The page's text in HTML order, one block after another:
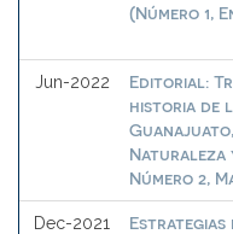
(Número 1,
Jun-2022
Editorial:
historia de
Naturaleza
Número 2,
Dec-2021
Estrategias